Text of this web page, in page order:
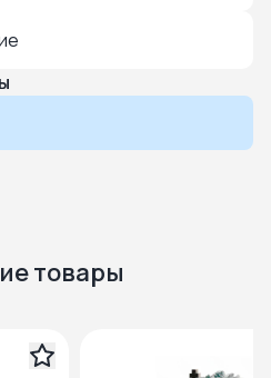
товары